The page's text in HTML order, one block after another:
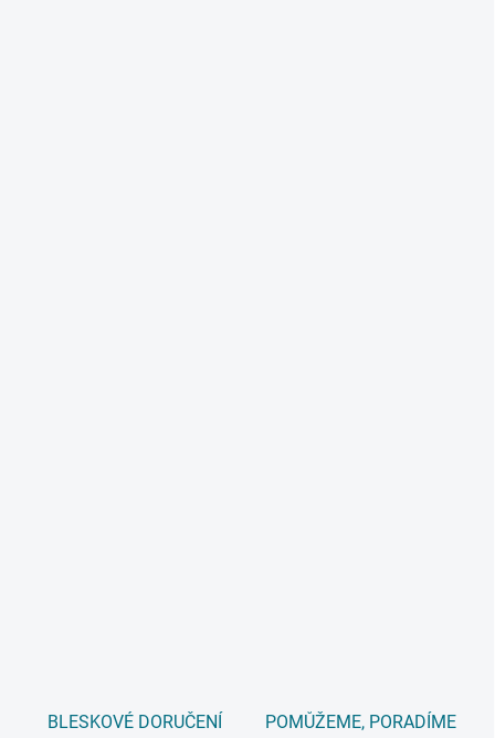
BLESKOVÉ DORUČENÍ POMŮŽEME, PORADÍME